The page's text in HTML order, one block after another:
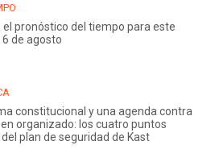
el pronóstico del tiempo para este
de agosto
constitucional y una agenda contra
organizado: los cuatro puntos
plan de seguridad de Kast